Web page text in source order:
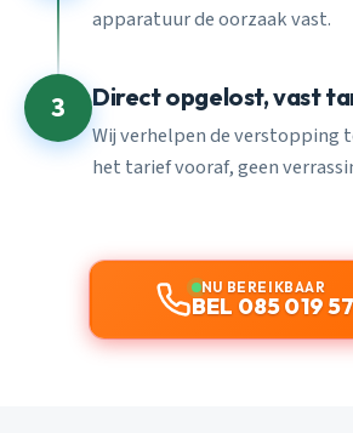
apparatuur de oorzaak vast.
3 Direct opgelost, vast
Wij verhelpen de verstopping
het tarief vooraf, geen
NU BEREIKBAAR
BEL 085 019